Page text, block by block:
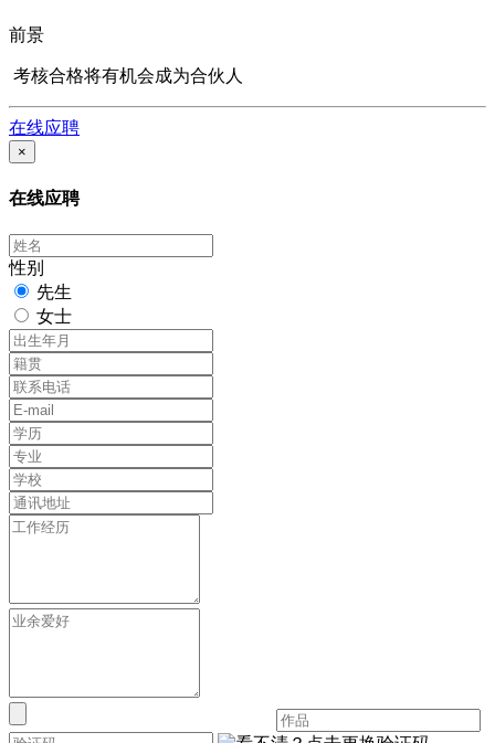
前景
考核合格将有机会成为合伙人
在线应聘
×
在线应聘
性别
先生
女士